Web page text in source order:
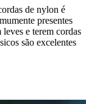
de nylon é
presentes
e terem cordas
são excelentes